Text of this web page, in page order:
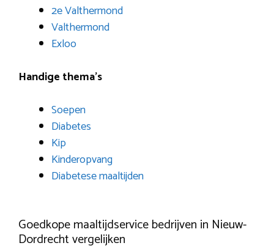
2e Valthermond
Valthermond
Exloo
Handige thema’s
Soepen
Diabetes
Kip
Kinderopvang
Diabetese maaltijden
Goedkope maaltijdservice bedrijven in Nieuw-
Dordrecht vergelijken